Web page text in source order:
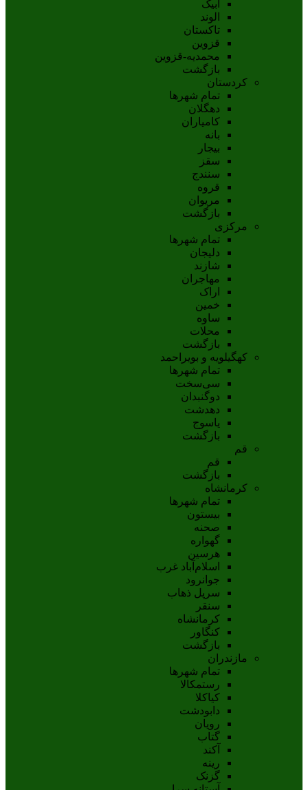
آبيک
الوند
تاکستان
قزوين
محمديه-قزوين
بازگشت
کردستان
تمام شهر‌ها
دهگلان
کامیاران
بانه
بيجار
سقز
سنندج
قروه
مريوان
بازگشت
مرکزی
تمام شهر‌ها
دلیجان
شازند
مهاجران
اراک
خمين
ساوه
محلات
بازگشت
کهگیلویه و بویراحمد
تمام شهر‌ها
سی‌سخت
دوگنبدان
دهدشت
ياسوج
بازگشت
قم
قم
بازگشت
کرمانشاه
تمام شهر‌ها
بیستون
صحنه
گهواره
هرسین
اسلام‌‌آباد غرب
جوانرود
سرپل ذهاب
سنقر
کرمانشاه
کنگاور
بازگشت
مازندران
تمام شهر‌ها
رستمکالا
کیاکلا
دابودشت
رویان
گتاب
آکند
رینه
گزنک